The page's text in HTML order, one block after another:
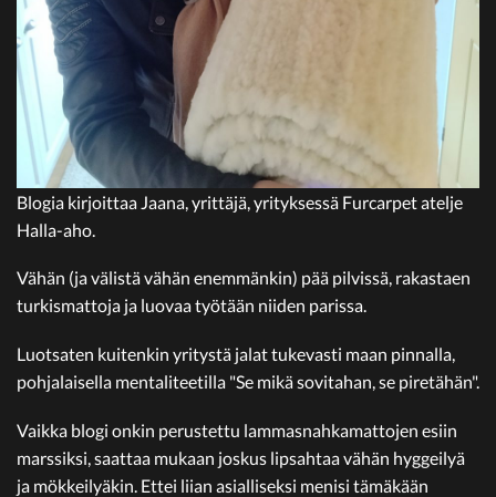
Blogia kirjoittaa Jaana, yrittäjä, yrityksessä Furcarpet atelje
Halla-aho.
Vähän (ja välistä vähän enemmänkin) pää pilvissä, rakastaen
turkismattoja ja luovaa työtään niiden parissa.
Luotsaten kuitenkin yritystä jalat tukevasti maan pinnalla,
pohjalaisella mentaliteetilla "Se mikä sovitahan, se piretähän".
Vaikka blogi onkin perustettu lammasnahkamattojen esiin
marssiksi, saattaa mukaan joskus lipsahtaa vähän hyggeilyä
ja mökkeilyäkin. Ettei liian asialliseksi menisi tämäkään